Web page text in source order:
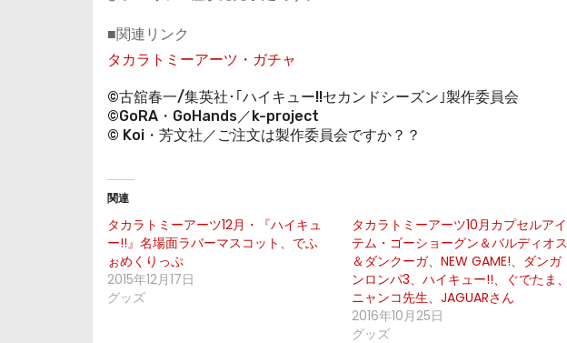
■関連リンク
タカラトミーアーツ・ガチャ
©古舘春一/集英社･｢ハイキュー!!セカンドシーズン｣製作委員会
©GoRA・GoHands／k-project
© Koi・芳文社／ご注文は製作委員会ですか？？
関連
タカラトミーアーツ12月・『ハイキュ
ー!!』名場面ラバーマスコット、でふ
ぉめくりっぷ
2015年12月17日
グッズ
タカラトミーアーツ10月カプセルアイ
テム・ゴーショーグン＆バルディオス
＆ダンクーガ、NEW GAME!、ダンガ
ンロンパ3、ハイキュー!!、ぐでたま、
ニャンコ先生、JAGUARさん
2016年10月25日
グッズ